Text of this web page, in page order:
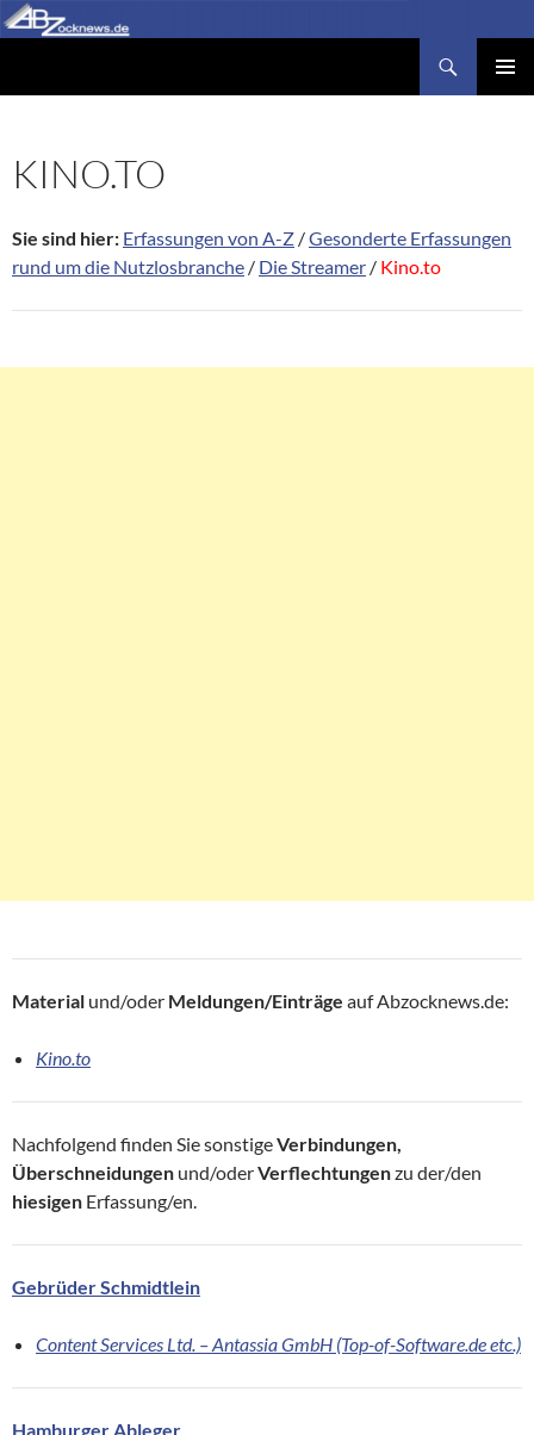
Zum
Inhalt
KINO.TO
Sie sind hier: Erfassungen von A-Z /Gesonderte Erfassungen
rund um die Nutzlosbranche / Die Streamer / Kino.to
Material und/oder Meldungen/Einträge auf Abzocknews.de:
Kino.to
Nachfolgend finden Sie sonstigeVerbindungen,
Überschneidungen und/oderVerflechtungenzu der/den
hiesigen Erfassung/en.
Gebrüder Schmidtlein
Content Services Ltd. – Antassia GmbH (Top-of-Software.de etc.)
Hamburger Ableger